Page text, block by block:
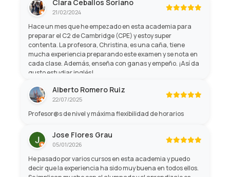
Clara Ceballos Soriano
21/02/2024
Hace un mes que he empezado en esta academia para
preparar el C2 de Cambridge (CPE) y estoy super
contenta. La profesora, Christina, es una caña, tiene
mucha experiencia preparando este examen y se nota en
cada clase. Además, enseña con ganas y empeño. ¡Así da
gusto estudiar inglés!
Alberto Romero Ruiz
22/07/2025
Profesor@s de nivel y máxima flexibilidad de horarios
Jose Flores Grau
05/01/2026
He pasado por varios cursos en esta academia y puedo
decir que la experiencia ha sido muy buena en todos ellos.